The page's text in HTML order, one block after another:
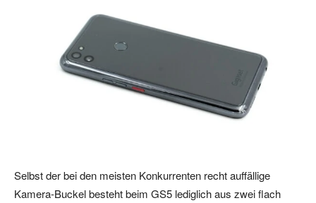
Selbst der bei den meisten Konkurrenten recht auffällige
Kamera-Buckel besteht beim GS5 lediglich aus zwei flach